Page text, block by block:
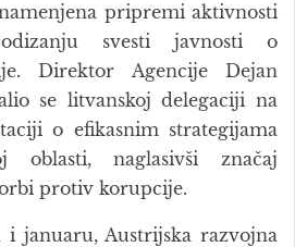
pripremi aktivnosti
svesti javnosti o
Direktor Agencije Dejan
se litvanskoj delegaciji na
o efikasnim strategijama
oblasti, naglasivši značaj
protiv korupcije.
januaru, Austrijska razvojna